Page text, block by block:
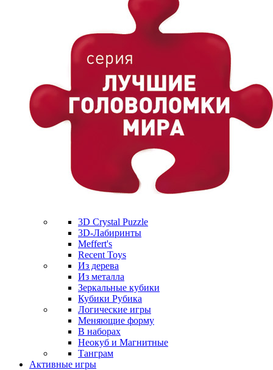
3D Crystal Puzzle
3D-Лабиринты
Meffert's
Recent Toys
Из дерева
Из металла
Зеркальные кубики
Кубики Рубика
Логические игры
Меняющие форму
В наборах
Неокуб и Магнитные
Танграм
Активные игры